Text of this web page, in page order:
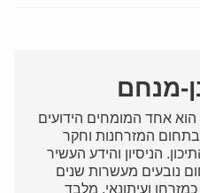
מנחם
אחד המומחים הידועים
המזרחנות וחקר
הניסיון והידע העשיר
נובעים מעשרות שנים
ועיתונאי. מלבד